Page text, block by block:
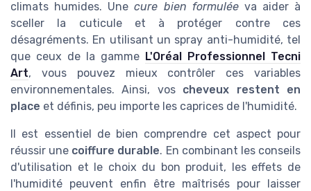
climats humides. Unecure bien formuléeva aider à
sceller la cuticule et à protéger contre ces
désagréments. En utilisant un spray anti-humidité, tel
que ceux de la gamme L'Oréal Professionnel Tecni
Art, vous pouvez mieux contrôler ces variables
environnementales. Ainsi, vos cheveux restent en
place et définis, peu importe les caprices de l'humidité.
Il est essentiel de bien comprendre cet aspect pour
réussir une coiffure durable. En combinant les conseils
d'utilisation et le choix du bon produit, les effets de
l'humidité peuvent enfin être maîtrisés pour laisser